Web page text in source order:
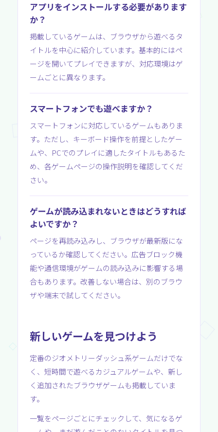
アプリをインストールする必要があります
か？
掲載しているゲームは、ブラウザから遊べるタ
イトルを中心に紹介しています。基本的にはペ
ージを開いてプレイできますが、対応環境はゲ
ームごとに異なります。
スマートフォンでも遊べますか？
スマートフォンに対応しているゲームもありま
す。ただし、キーボード操作を前提としたゲー
ムや、PCでのプレイに適したタイトルもあるた
め、各ゲームページの操作説明を確認してくだ
さい。
ゲームが読み込まれないときはどうすれば
よいですか？
ページを再読み込みし、ブラウザが最新版にな
っているか確認してください。広告ブロック機
能や通信環境がゲームの読み込みに影響する場
合もあります。改善しない場合は、別のブラウ
ザや端末で試してください。
新しいゲームを見つけよう
定番のジオメトリーダッシュ系ゲームだけでな
く、短時間で遊べるカジュアルゲームや、新し
く追加されたブラウザゲームも掲載していま
す。
一覧をページごとにチェックして、気になるゲ